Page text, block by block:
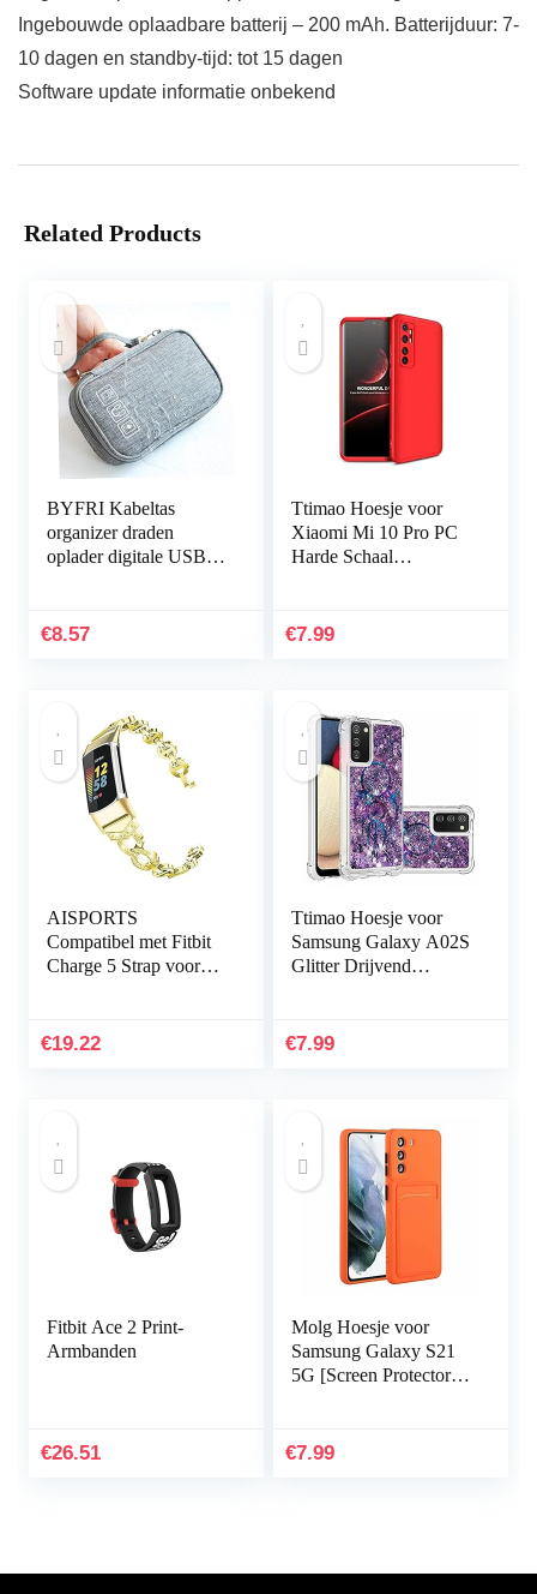
Ingebouwde oplaadbare batterij – 200 mAh. Batterijduur: 7-
10 dagen en standby-tijd: tot 15 dagen
Software update informatie onbekend
Related Products
BYFRI Kabeltas
organizer draden
oplader digitale USB
hoofdtelefoondoos
€8.57
Ttimao Hoesje voor
Xiaomi Mi 10 Pro PC
Harde Schaal
Ultradunne Shock
€7.99
AISPORTS
Compatibel met Fitbit
Charge 5 Strap voor
Rhinestones sieraden…
€19.22
Ttimao Hoesje voor
Samsung Galaxy A02S
Glitter Drijvend
Transparant Zacht
€7.99
Fitbit Ace 2 Print-
Armbanden
€26.51
Molg Hoesje voor
Samsung Galaxy S21
5G [Screen Protector]
Proof
€7.99